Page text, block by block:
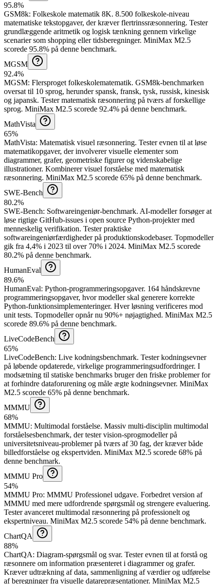
95.8%
GSM8k: Folkeskole matematik 8K. 8.500 folkeskole-niveau
matematiske tekstopgaver, der kræver flertrinssræsonnering. Tester
grundlæggende aritmetik og logisk tænkning gennem virkelige
scenarier som shopping eller tidsberegninger. MiniMax M2.5
scorede 95.8% på denne benchmark.
MGSM
92.4%
MGSM: Flersproget folkeskolematematik. GSM8k-benchmarken
oversat til 10 sprog, herunder spansk, fransk, tysk, russisk, kinesisk
og japansk. Tester matematisk ræsonnering på tværs af forskellige
sprog. MiniMax M2.5 scorede 92.4% på denne benchmark.
MathVista
65%
MathVista: Matematisk visuel ræsonnering. Tester evnen til at løse
matematikopgaver, der involverer visuelle elementer som
diagrammer, grafer, geometriske figurer og videnskabelige
illustrationer. Kombinerer visuel forståelse med matematisk
ræsonnering. MiniMax M2.5 scorede 65% på denne benchmark.
SWE-Bench
80.2%
SWE-Bench: Softwareingeniør-benchmark. AI-modeller forsøger at
løse rigtige GitHub-issues i open source Python-projekter med
menneskelig verifikation. Tester praktiske
softwareingeniørfærdigheder på produktionskodebaser. Topmodeller
gik fra 4,4% i 2023 til over 70% i 2024. MiniMax M2.5 scorede
80.2% på denne benchmark.
HumanEval
89.6%
HumanEval: Python-programmeringsopgaver. 164 håndskrevne
programmeringsopgaver, hvor modeller skal generere korrekte
Python-funktionsimplementeringer. Hver løsning verificeres mod
unit tests. Topmodeller opnår nu 90%+ nøjagtighed. MiniMax M2.5
scorede 89.6% på denne benchmark.
LiveCodeBench
65%
LiveCodeBench: Live kodningsbenchmark. Tester kodningsevner
på løbende opdaterede, virkelige programmeringsudfordringer. I
modsætning til statiske benchmarks bruger den friske problemer for
at forhindre dataforurening og måle ægte kodningsevner. MiniMax
M2.5 scorede 65% på denne benchmark.
MMMU
68%
MMMU: Multimodal forståelse. Massiv multi-disciplin multimodal
forståelsesbenchmark, der tester vision-sprogmodeller på
universitetsniveau-problemer på tværs af 30 fag, der kræver både
billedforståelse og ekspertviden. MiniMax M2.5 scorede 68% på
denne benchmark.
MMMU Pro
54%
MMMU Pro: MMMU Professionel udgave. Forbedret version af
MMMU med mere udfordrende spørgsmål og strengere evaluering.
Tester avanceret multimodal ræsonnering på professionelt og
ekspertniveau. MiniMax M2.5 scorede 54% på denne benchmark.
ChartQA
88%
ChartQA: Diagram-spørgsmål og svar. Tester evnen til at forstå og
ræsonnere om information præsenteret i diagrammer og grafer.
Kræver udtrækning af data, sammenligning af værdier og udførelse
af beregninger fra visuelle datarepræsentationer. MiniMax M2.5